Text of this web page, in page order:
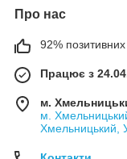
Про нас
92% позитивних
Працює з
м.
м.
Хмельницький,